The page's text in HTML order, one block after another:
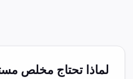
لماذا تحتاج مخلص